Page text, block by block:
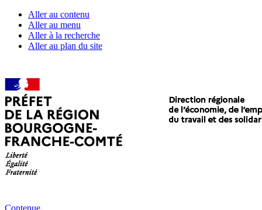
Aller au contenu
Aller au menu
Aller à la recherche
Aller au plan du site
Contenue